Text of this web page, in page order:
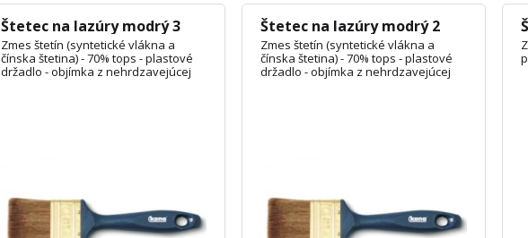
Štetec na lazúry modrý 3
Zmes štetín (syntetické vlákna a
čínska štetina) - 70% tops - plastové
držadlo - objímka z nehrdzavejúcej
Štetec na lazúry modrý 2
Zmes štetín (syntetické vlákna a
čínska štetina) - 70% tops - plastové
držadlo - objímka z nehrdzavejúcej